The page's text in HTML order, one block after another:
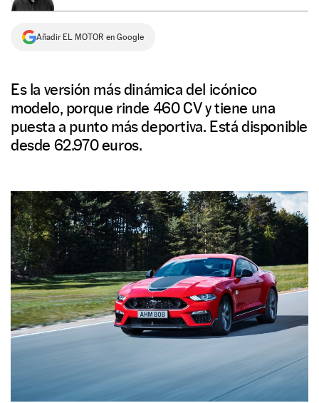
Añadir EL MOTOR en Google
Es la versión más dinámica del icónico
modelo, porque rinde 460 CV y tiene una
puesta a punto más deportiva. Está disponible
desde 62.970 euros.